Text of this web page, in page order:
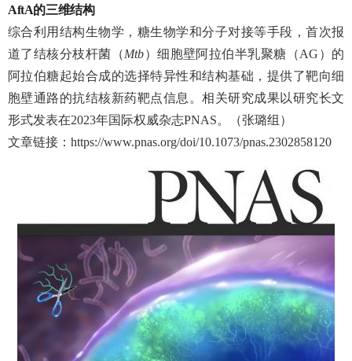
AftA的三维结构
综合利用结构生物学，糖生物学和分子对接等手段，首次报
道了结核分枝杆菌（Mtb）细胞壁阿拉伯半乳聚糖（AG ）的
阿拉伯糖起始合成的选择特异性和结构基础，提供了靶向细
胞壁通路的抗结核新药靶点信息。相关研究成果以研究长文
形式发表在2023年国际权威杂志PNAS。（张璐组）
文章链接： https://www.pnas.org/doi/10.1073/pnas.2302858120